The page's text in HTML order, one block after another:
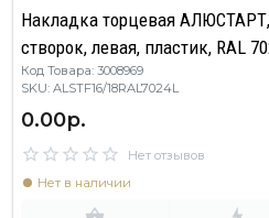
Накладка торцевая
створок, левая, пластик, RAL
Код Товара: 3008969
SKU: ALSTF16/18RAL7024L
0.00р.
Нет отзывов
Нет в наличии